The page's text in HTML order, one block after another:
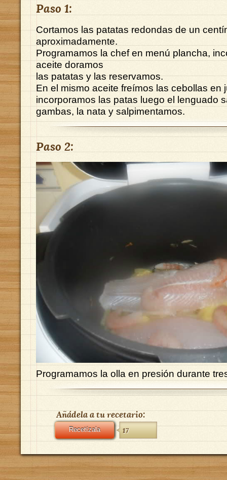
Paso 1:
Cortamos las patatas redondas de un
aproximadamente.
Programamos la chef en menú plancha,
aceite doramos
las patatas y las reservamos.
En el mismo aceite freímos las cebollas en
incorporamos las patas luego el lenguado
gambas, la nata y salpimentamos.
Paso 2:
Programamos la olla en presión durante
Añádela a tu recetario:
Recetízala 17